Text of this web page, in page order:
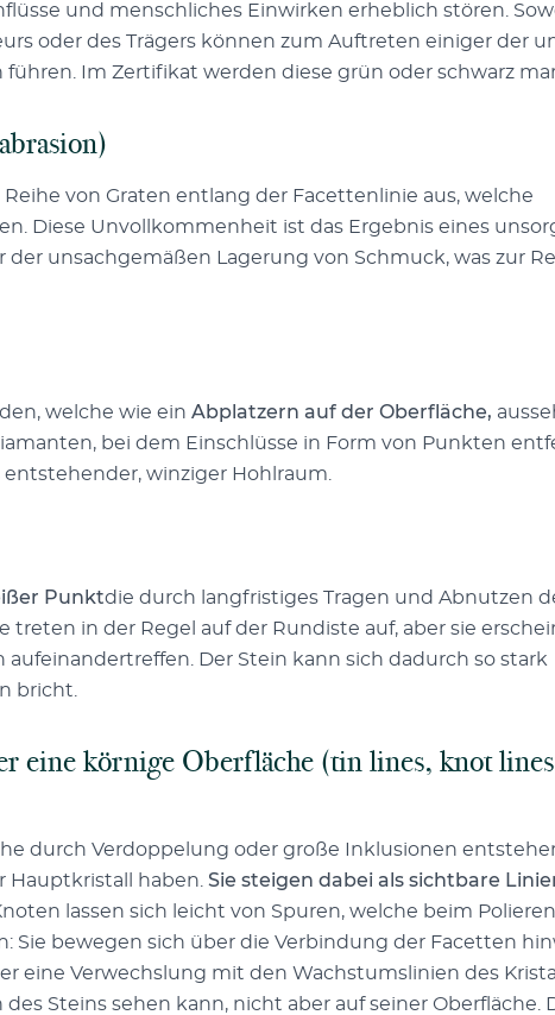
und menschliches Einwirken erheblich stören.
oder des Trägers können zum Auftreten einiger der
Im Zertifikat werden diese grün oder schwarz
von Graten entlang der Facettenlinie aus, welche
Diese Unvollkommenheit ist das Ergebnis eines
unsachgemäßen Lagerung von Schmuck, was zur
welche wie ein Abplatzern auf der Oberfläche,
bei dem Einschlüsse in Form von Punkten
winziger Hohlraum.
Punktdie durch langfristiges Tragen und Abnutzen
treten in der Regel auf der Rundiste auf, aber sie
aufeinandertreffen. Der Stein kann sich dadurch so stark
bricht.
eine körnige Oberfläche (tin lines, knot
durch Verdoppelung oder große Inklusionen
Hauptkristall haben. Sie steigen dabei als sichtbare
lassen sich leicht von Spuren, welche beim Polieren
Sie bewegen sich über die Verbindung der Facetten
eine Verwechslung mit den Wachstumslinien des
Steins sehen kann, nicht aber auf seiner Oberfläche.